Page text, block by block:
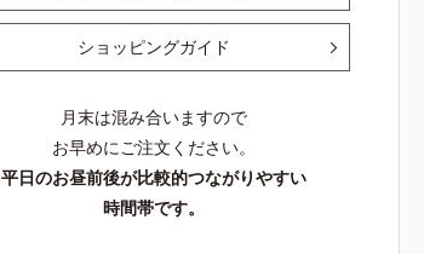
ショッピングガイド
月末は混み合いますので
お早めにご注文ください。
平日のお昼前後が比較的つながりやすい
時間帯です。